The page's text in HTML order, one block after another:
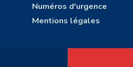
Numéros d'urgence
Mentions légales